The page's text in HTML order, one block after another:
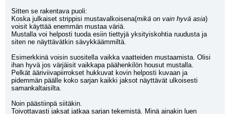
Sitten se rakentava puoli:
Koska julkaiset strippisi mustavalkoisena(mikä on vain hyvä asia)
voisit käyttää enemmän mustaa väriä.
Mustalla voi helposti tuoda esiin tiettyjä yksityiskohtia ruudusta ja
siten ne näyttävätkin sävykkäämmiltä.
Esimerkkinä voisin suositella vaikka vaatteiden mustaamista. Olisi
ihan hyvä jos värjäisit vaikkapa päähenkilön housut mustalla.
Pelkät ääriviivapiirrokset hukkuvat kovin helposti kuvaan ja
pidemmän päälle koko sarjan kaikki jaksot näyttävät ulkoisesti
samankaltaisilta.
Noin päästiinpä siitäkin.
Toivottavasti jaksat jatkaa sarjan tekemistä. Minä ainakin luen